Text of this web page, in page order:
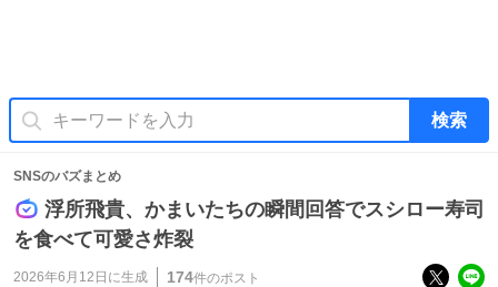
検索
SNSのバズまとめ
浮所飛貴、かまいたちの瞬間回答でスシロー寿司
を食べて可愛さ炸裂
2026年6月12日 に生成 174件のポスト